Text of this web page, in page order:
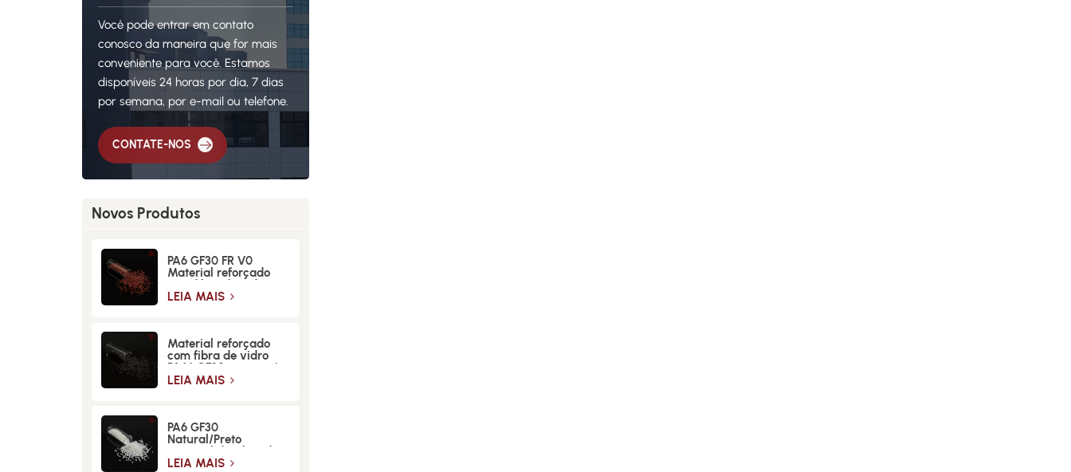
Você pode entrar em contato
conosco da maneira que for mais
conveniente para você. Estamos
disponíveis 24 horas por dia, 7 dias
por semana, por e-mail ou telefone.
CONTATE-NOS
Novos Produtos
PA6 GF30 FR V0
Material reforçado
com fibra de vidro
retardante de chamas
LEIA MAIS
Material reforçado
com fibra de vidro
PA66 GF30 para maior
resistência e
LEIA MAIS
PA6 GF30
Natural/Preto
Material de Fibra de
Vidro de Alta
LEIA MAIS